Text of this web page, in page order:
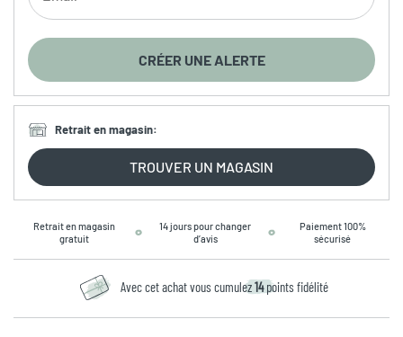
CRÉER UNE ALERTE
Retrait en magasin:
TROUVER UN MAGASIN
Retrait en magasin
gratuit
14 jours pour changer
d’avis
Paiement 100%
sécurisé
Avec cet achat vous cumulez14 points fidélité